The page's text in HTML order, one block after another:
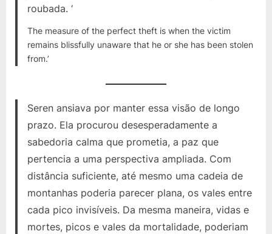
roubada. ‘
The measure of the perfect theft is when the victim
remains blissfully unaware that he or she has been stolen
from.’
Seren ansiava por manter essa visão de longo
prazo. Ela procurou desesperadamente a
sabedoria calma que prometia, a paz que
pertencia a uma perspectiva ampliada. Com
distância suficiente, até mesmo uma cadeia de
montanhas poderia parecer plana, os vales entre
cada pico invisíveis. Da mesma maneira, vidas e
mortes, picos e vales da mortalidade, poderiam